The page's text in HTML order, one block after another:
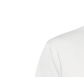
Info/villkor